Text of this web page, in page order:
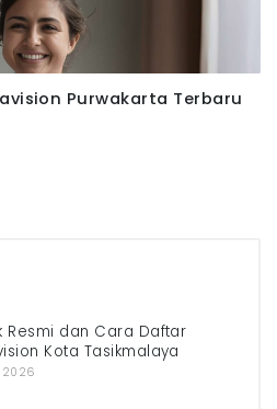
Purwakarta Terbaru
Resmi dan Cara Daftar
Kota Tasikmalaya
2026